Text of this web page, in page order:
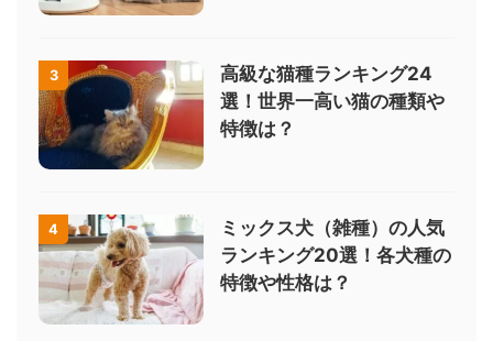
3
高級な猫種ランキング24
選！世界一高い猫の種類や
特徴は？
4
ミックス犬（雑種）の人気
ランキング20選！各犬種の
特徴や性格は？